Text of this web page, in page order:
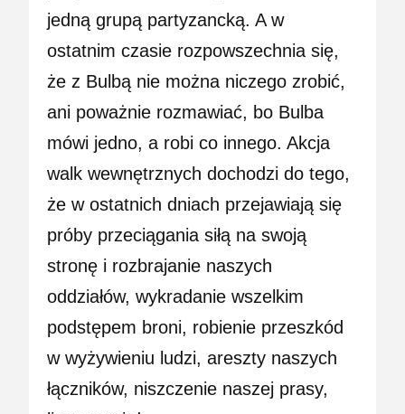
jedną grupą partyzancką. A w
ostatnim czasie rozpowszechnia się,
że z Bulbą nie można niczego zrobić,
ani poważnie rozmawiać, bo Bulba
mówi jedno, a robi co innego. Akcja
walk wewnętrznych dochodzi do tego,
że w ostatnich dniach przejawiają się
próby przeciągania siłą na swoją
stronę i rozbrajanie naszych
oddziałów, wykradanie wszelkim
podstępem broni, robienie przeszkód
w wyżywieniu ludzi, areszty naszych
łączników, niszczenie naszej prasy,